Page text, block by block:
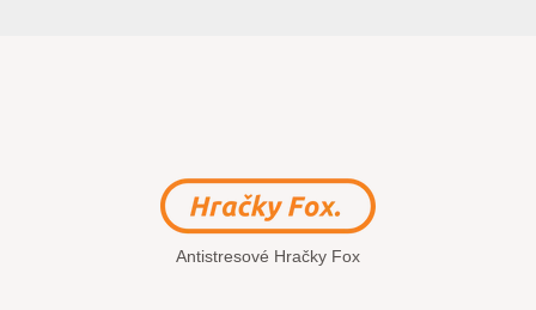
Antistresové Hračky Fox